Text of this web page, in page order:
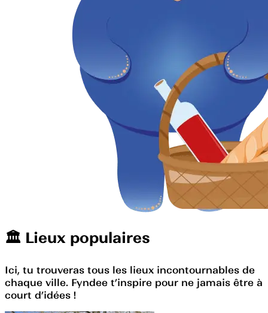
🏛️️ Lieux populaires
Ici, tu trouveras tous les lieux incontournables de
chaque ville. Fyndee t’inspire pour ne jamais être à
court d’idées !